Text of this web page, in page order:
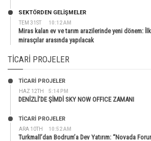
TEM 31ST 10:12 AM
SEKTÖRDEN GELIŞMELER
Miras kalan ev ve tarım arazilerinde yeni dönem:
mirasçılar arasında yapılacak
TICARI PROJELER
HAZ 12TH 5:14 PM
TİCARİ PROJELER
DENİZLİ’DE ŞİMDİ SKY NOW OFFICE ZAMANI
ARA 10TH 10:52 AM
TİCARİ PROJELER
Turkmall’dan Bodrum’a Dev Yatırım: “Novada